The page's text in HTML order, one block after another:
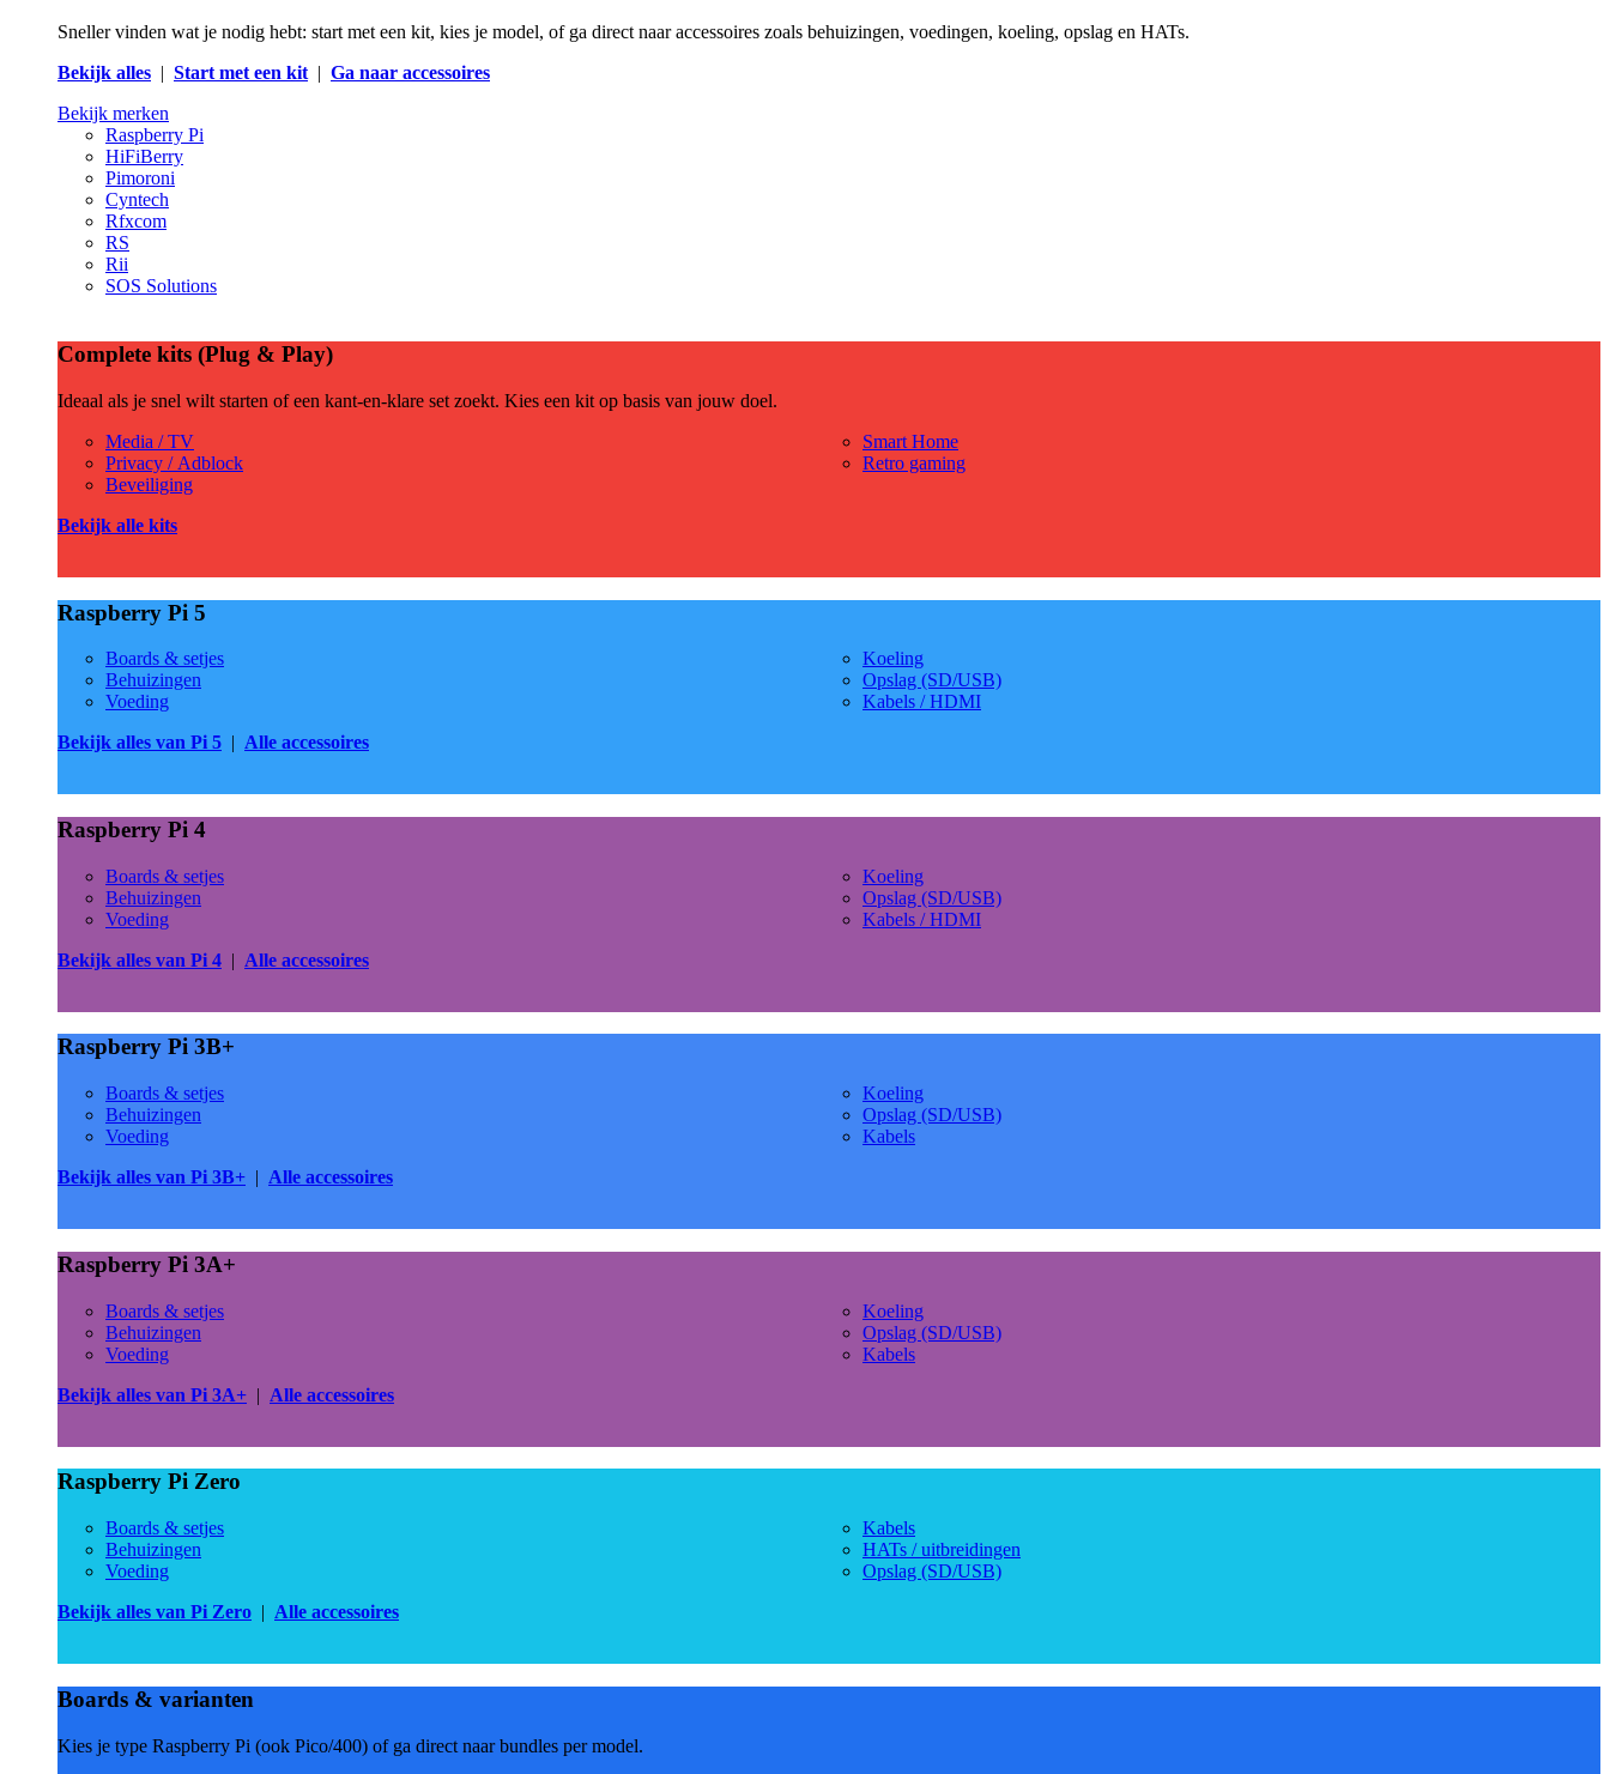
Sneller vinden wat je nodig hebt: start met een kit, kies je model, of ga direct naar accessoires zoals behuizingen, voedingen, koeling, opslag en HATs.
Bekijk alles | Start met een kit| Ga naar accessoires
Bekijk merken
Raspberry Pi
HiFiBerry
Pimoroni
Cyntech
Rfxcom
RS
Rii
SOS Solutions
Complete kits (Plug & Play)
Ideaal als je snel wilt starten of een kant-en-klare set zoekt. Kies een kit op basis van jouw doel.
Media / TV
Privacy / Adblock
Beveiliging
Smart Home
Retro gaming
Bekijk alle kits
Raspberry Pi 5
Boards & setjes
Behuizingen
Voeding
Koeling
Opslag (SD/USB)
Kabels / HDMI
Bekijk alles van Pi 5 | Alle accessoires
Raspberry Pi 4
Boards & setjes
Behuizingen
Voeding
Koeling
Opslag (SD/USB)
Kabels / HDMI
Bekijk alles van Pi 4 | Alle accessoires
Raspberry Pi 3B+
Boards & setjes
Behuizingen
Voeding
Koeling
Opslag (SD/USB)
Kabels
Bekijk alles van Pi 3B+ | Alle accessoires
Raspberry Pi 3A+
Boards & setjes
Behuizingen
Voeding
Koeling
Opslag (SD/USB)
Kabels
Bekijk alles van Pi 3A+ | Alle accessoires
Raspberry Pi Zero
Boards & setjes
Behuizingen
Voeding
Kabels
HATs / uitbreidingen
Opslag (SD/USB)
Bekijk alles van Pi Zero | Alle accessoires
Boards & varianten
Kies je type Raspberry Pi (ook Pico/400) of ga direct naar bundles per model.